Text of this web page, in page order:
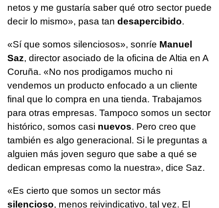
netos y me gustaría saber qué otro sector puede
decir lo mismo», pasa tan desapercibido.
«Sí que somos silenciosos», sonríe Manuel
Saz, director asociado de la oficina de Altia en A
Coruña. «No nos prodigamos mucho ni
vendemos un producto enfocado a un cliente
final que lo compra en una tienda. Trabajamos
para otras empresas. Tampoco somos un sector
histórico, somos casi nuevos. Pero creo que
también es algo generacional. Si le preguntas a
alguien más joven seguro que sabe a qué se
dedican empresas como la nuestra», dice Saz.
«Es cierto que somos un sector más
silencioso, menos reivindicativo, tal vez. El